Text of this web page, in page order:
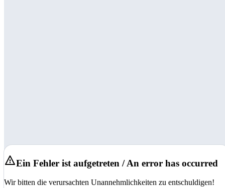
Ein Fehler ist aufgetreten / An error has occurred
Wir bitten die verursachten Unannehmlichkeiten zu entschuldigen!